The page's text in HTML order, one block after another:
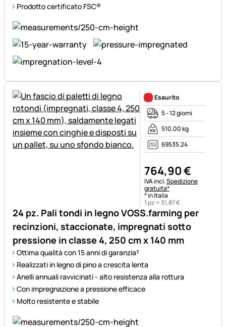
Prodotto certificato FSC®
24 pz. Pali tondi in legno VOSS.farming per
recinzioni, staccionate, impregnati sotto
pressione in classe 4, 250 cm x 140 mm
Ottima qualità con 15 anni di garanzia³
Realizzati in legno di pino a crescita lenta
Anelli annuali ravvicinati - alto resistenza alla rottura
Con impregnazione a pressione efficace
Molto resistente e stabile
Esaurito
5 - 12 giorni
510,00 kg
69535.24
764,90€
Informazioni fiscali:
IVA incl.Spedizione
gratuita*
* in Italia
1 pz =31,87€